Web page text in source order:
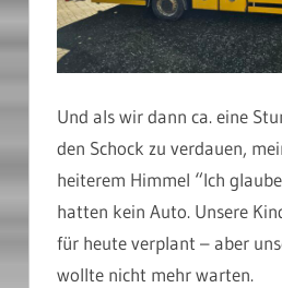
Und als wir dann ca. eine
den Schock zu verdauen,
heiterem Himmel “Ich
hatten kein Auto. Unsere
für heute verplant – aber
wollte nicht mehr warten.